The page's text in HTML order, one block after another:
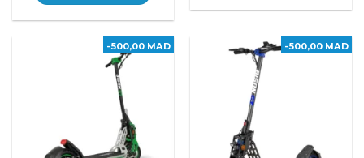
-500,00 MAD -500,00 MAD